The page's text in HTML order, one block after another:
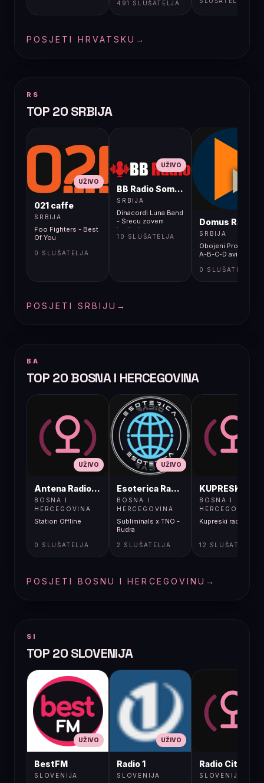
491 SLUŠATELJA
POSJETI HRVATSKU →
RS
TOP 20 SRBIJA
UŽIVO
021 caffe
SRBIJA
Foo Fighters - Best
Of You
0 SLUŠATELJA
UŽIVO
BB Radio Sombor
SRBIJA
Dinacordi Luna Band
- Srecu zovem
tvojim imenom
10 SLUŠATELJA
Domus Radio
SRBIJA
Obojeni Program -
A-B-C-D avioni
0 SLUŠATELJA
POSJETI SRBIJU →
BA
TOP 20 BOSNA I HERCEGOVINA
UŽIVO
Antena Radio, Jelah Tešanj
BOSNA I
HERCEGOVINA
Station Offline
0 SLUŠATELJA
UŽIVO
Esoterica Radio S1
BOSNA I
HERCEGOVINA
Subliminals x TNO -
Rudra
2 SLUŠATELJA
BOSNA I
HERCEGOVINA
Kupreski radio
12 SLUŠATELJA
POSJETI BOSNU I HERCEGOVINU →
SI
TOP 20 SLOVENIJA
UŽIVO
BestFM
SLOVENIJA
UŽIVO
Radio 1
SLOVENIJA
Radio City
SLOVENIJA